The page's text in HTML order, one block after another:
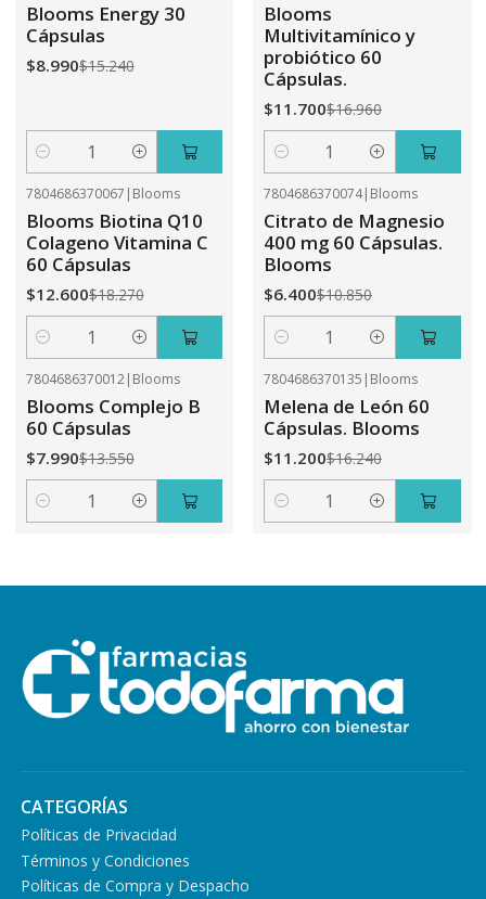
Blooms Energy 30
Cápsulas
$8.990$15.240
Cantidad
Blooms
Multivitamínico y
probiótico 60
Cápsulas.
$11.700$16.960
Cantidad
7804686370067 | Blooms
Blooms Biotina Q10
Colageno Vitamina C
60 Cápsulas
$12.600$18.270
Cantidad
7804686370074| Blooms
Citrato de Magnesio
400 mg 60 Cápsulas.
Blooms
$6.400$10.850
Cantidad
7804686370012| Blooms
Blooms Complejo B
60 Cápsulas
$7.990$13.550
Cantidad
7804686370135 | Blooms
Melena de León 60
Cápsulas. Blooms
$11.200$16.240
Cantidad
CATEGORÍAS
Políticas de Privacidad
Términos y Condiciones
Políticas de Compra y Despacho